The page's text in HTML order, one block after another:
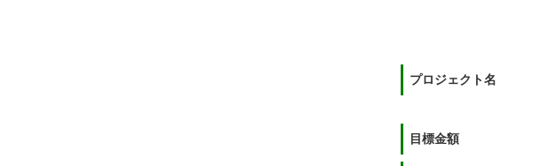
プロジェクト名
目標金額